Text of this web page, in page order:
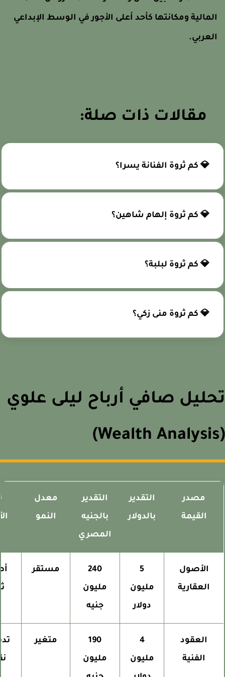
ومكانتها كأحد أعلى الأجور في الوسط الإبداعي
مقالات ذات صلة:
💎 كم ثروة الفنانة يسرا؟
💎 كم ثروة إلهام شاهين؟
💎 كم ثروة لبلبة؟
💎 كم ثروة منى زكي؟
صافي أرباح ليلى علوي
مصدر
القيمة
التقدير
بالدولار
التقدير
بالجنيه
المصري
معدل
النمو
الأصول
العقارية
مليون
دولار
240
مليون
جنيه
مستقر
العقود
الفنية
مليون
190
مليون
متغير